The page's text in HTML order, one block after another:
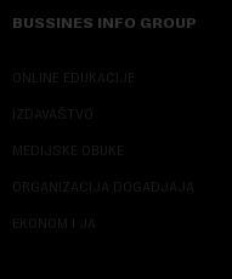
BUSSINES INFO GROUP
ONLINE EDUKACIJE
IZDAVAŠTVO
MEDIJSKE OBUKE
ORGANIZACIJA DOGADJAJA
EKONOM I JA